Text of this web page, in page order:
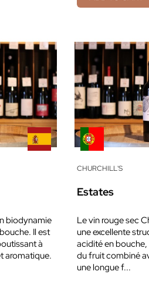
biodynamie
Il est
à
aromatique.
CHURCHILL'S
Estates
Le vin rouge sec
une excellente
acidité en
du fruit combiné
une longue f...